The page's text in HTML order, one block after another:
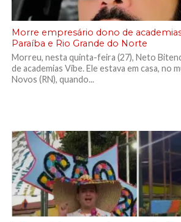
Morre empresário dono de
Paraíba e Rio Grande do Norte
Morreu, nesta quinta-feira (27), Neto
de academias Vibe. Ele estava em casa, no
Novos (RN), quando...